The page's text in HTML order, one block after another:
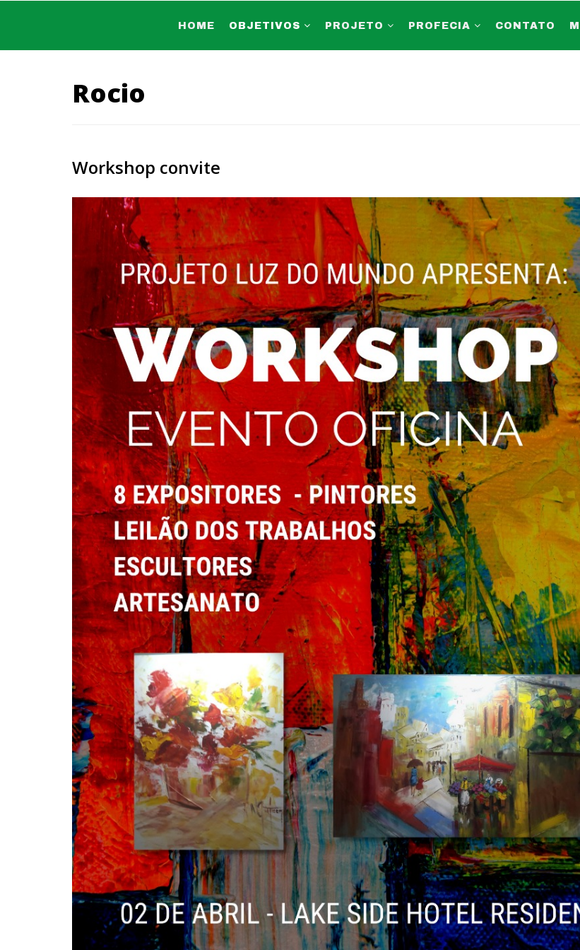
HOME OBJETIVOS PROJETO PROFECIA CONTATO
Rocio
Workshop convite